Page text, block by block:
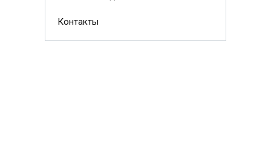
Контакты